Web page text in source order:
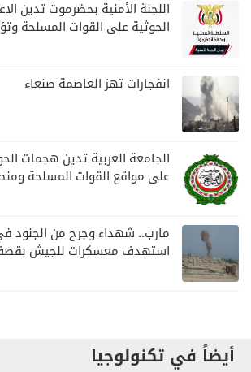
اللجنة الأمنية بحضرموت تدين
الحوثية على القوات المسلحة
انفجارات تهز العاصمة صنعاء
الجامعة العربية تدين هجمات
على مواقع القوات المسلحة
مارب.. شهداء وجرح من
استهدف معسكرات للجيش
أيضاً في تكنولوجيا